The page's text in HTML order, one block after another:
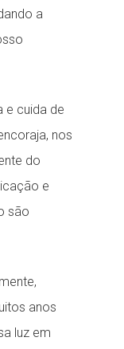
a
e cuida de
nos
do
e
são
anos
luz em